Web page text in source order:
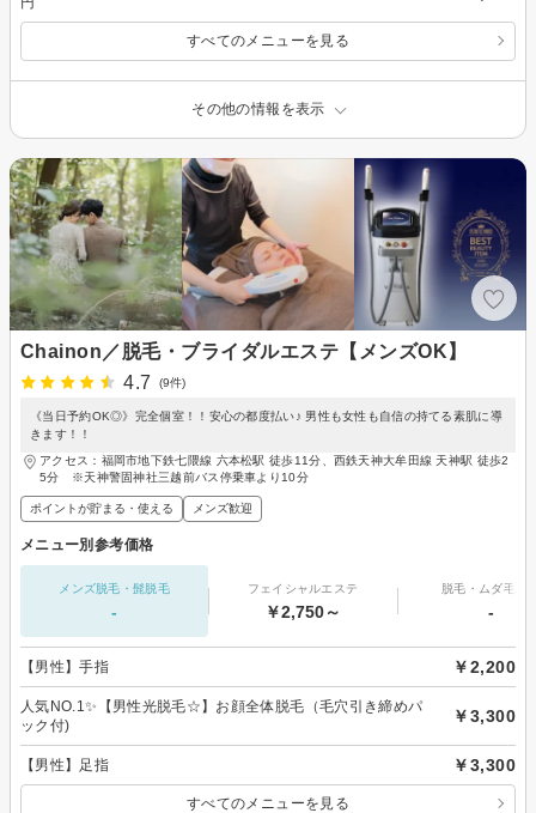
すべてのメニューを見る
その他の情報を表示
Chainon／脱毛・ブライダルエステ【メンズOK】
4.7
(9件)
《当日予約OK◎》完全個室！！安心の都度払い♪ 男性も女性も自信の持てる素肌に導
きます！！
アクセス：福岡市地下鉄七隈線 六本松駅 徒歩11分、西鉄天神大牟田線 天神駅 徒歩2
5分 ※天神警固神社三越前バス停乗車より10分
ポイントが貯まる・使える メンズ歓迎
メニュー別参考価格
メンズ脱毛・髭脱毛
-
フェイシャルエステ
￥2,750～
脱毛・ムダ毛処
-
【男性】手指 ￥2,200
人気NO.1✨【男性光脱毛☆】お顔全体脱毛（毛穴引き締めパ
ック付)
￥3,300
【男性】足指 ￥3,300
すべてのメニューを見る